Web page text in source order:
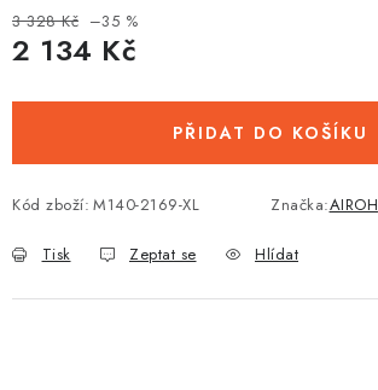
3 328 Kč –35 %
2 134 Kč
PŘIDAT DO KOŠÍKU
Kód zboží: M140-2169-XL Značka:AIROH
Tisk Zeptat se Hlídat